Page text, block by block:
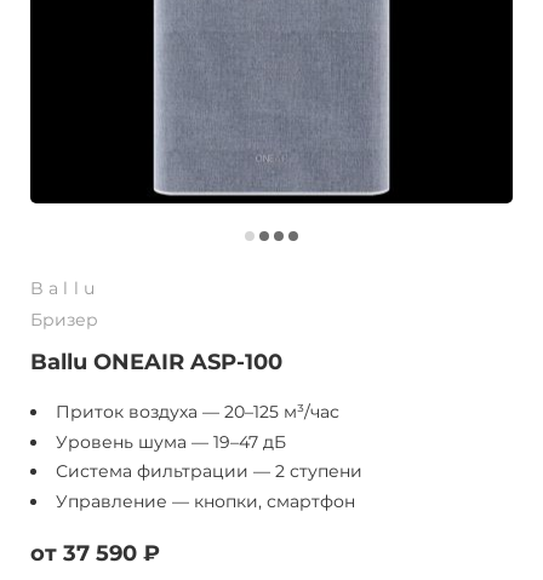
Ballu
Бризер
Ballu ONEAIR ASP-100
Приток воздуха — 20–125 м³/час
Уровень шума — 19–47 дБ
Система фильтрации — 2 ступени
Управление — кнопки, смартфон
от 37 590 ₽